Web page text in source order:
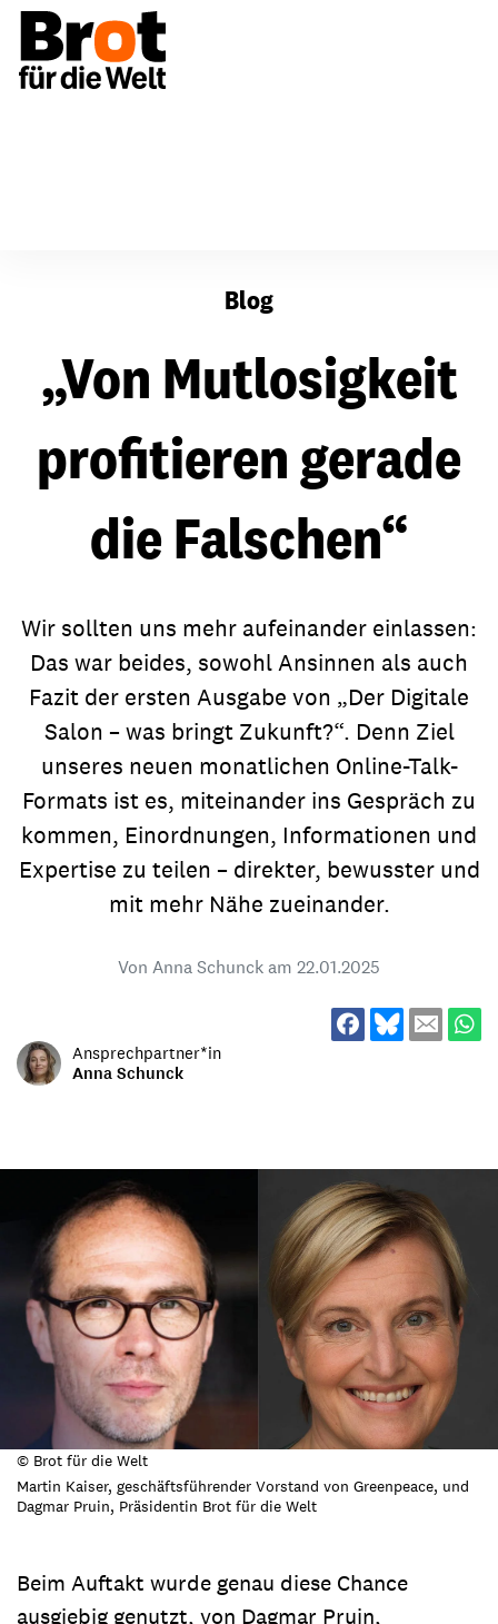
Blog
„Von Mutlosigkeit
profitieren gerade
die Falschen“
Wir sollten uns mehr aufeinander einlassen:
Das war beides, sowohl Ansinnen als auch
Fazit der ersten Ausgabe von „Der Digitale
Salon – was bringt Zukunft?“. Denn Ziel
unseres neuen monatlichen Online-Talk-
Formats ist es, miteinander ins Gespräch zu
kommen, Einordnungen, Informationen und
Expertise zu teilen – direkter, bewusster und
mit mehr Nähe zueinander.
Von Anna Schunck am 22.01.2025
Ansprechpartner*in
Anna Schunck
© Brot für die Welt
Martin Kaiser, geschäftsführender Vorstand von Greenpeace, und
Dagmar Pruin, Präsidentin Brot für die Welt
Beim Auftakt wurde genau diese Chance
ausgiebig genutzt, von Dagmar Pruin,